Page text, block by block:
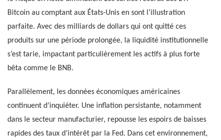
Bitcoin au comptant aux États-Unis en sont l’illustration
parfaite. Avec des milliards de dollars qui ont quitté ces
produits sur une période prolongée, la liquidité institutionnelle
s’est tarie, impactant particulièrement les actifs à plus forte
bêta comme le BNB.
Parallèlement, les données économiques américaines
continuent d’inquiéter. Une inflation persistante, notamment
dans le secteur manufacturier, repousse les espoirs de baisses
rapides des taux d’intérêt par la Fed. Dans cet environnement,